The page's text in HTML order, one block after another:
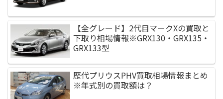
ジューク買取(下取り)価格
シーマ買取(下取り)価格
ストリーム買取(下取り)価格
フィット買取(下取り)価格
スイフト買取(下取り)価格
ミラココア買取(下取り)価格
ムーブ買取(下取り)価格
レガシィ買取(下取り)価格
レヴォーグ買取(下取り)価格
【全グレード】2代目マークXの買取と
下取り相場情報※GRX130・GRX135・
GRX133型
歴代プリウスPHV買取相場情報まとめ
※年式別の買取額は？